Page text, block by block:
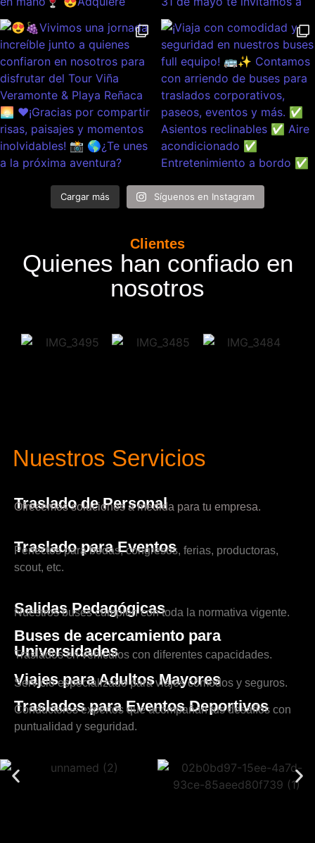
Cargar más Síguenos en Instagram
Clientes
Quienes han confiado en
nosotros
Nuestros Servicios
Traslado de Personal
Ofrecemos soluciones a medida para tu empresa.
Traslado para Eventos
Perfectos para bodas, congresos, ferias, productoras,
scout, etc.
Salidas Pedagógicas
Nuestros buses cumplen con toda la normativa vigente.
Buses de acercamiento para
Universidades
Traslados en vehículos con diferentes capacidades.
Viajes para Adultos Mayores
Servicio especializado para viajes cómodos y seguros.
Traslados para Eventos Deportivos
Conductores expertos que acompañan tus desafíos con
puntualidad y seguridad.